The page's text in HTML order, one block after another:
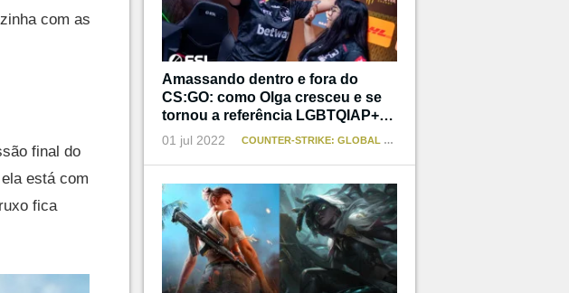
com as
final do
está com
fica
Amassando dentro e fora do
CS:GO: como Olga cresceu e se
tornou a referência LGBTQIAP+
que não teve
01 jul 2022 COUNTER-STRIKE: GLOBAL OFFENSIVE